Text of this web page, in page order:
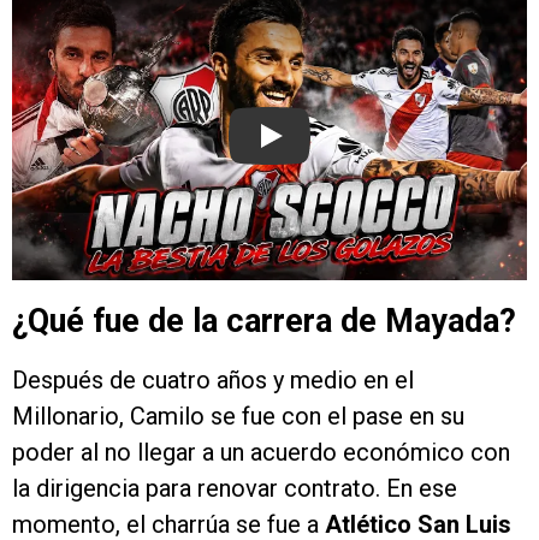
Play
¿Qué fue de la carrera de Mayada?
Después de cuatro años y medio en el
Millonario, Camilo se fue con el pase en su
poder al no llegar a un acuerdo económico con
la dirigencia para renovar contrato. En ese
momento, el charrúa se fue a Atlético San Luis